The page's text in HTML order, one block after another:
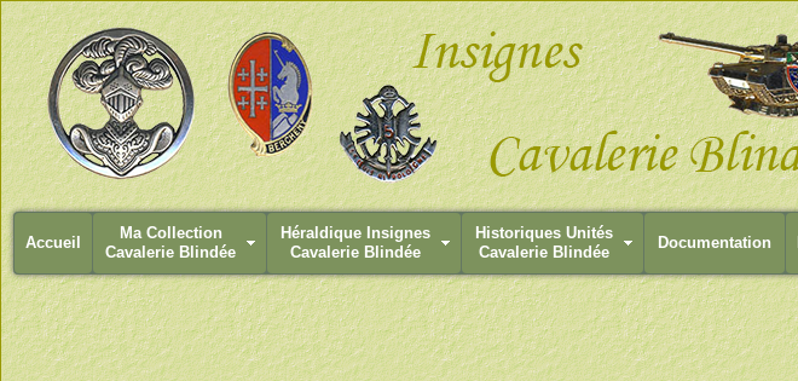
Accueil
Ma Collection
Cavalerie Blindée
Héraldique Insignes
Cavalerie Blindée
Historiques Unités
Cavalerie Blindée
Documentation